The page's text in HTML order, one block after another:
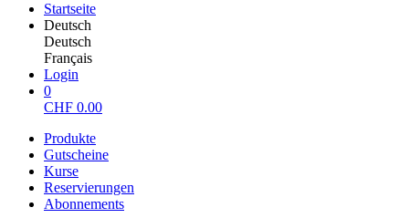
Startseite
Deutsch
Deutsch
Français
Login
0
CHF 0.00
Produkte
Gutscheine
Kurse
Reservierungen
Abonnements